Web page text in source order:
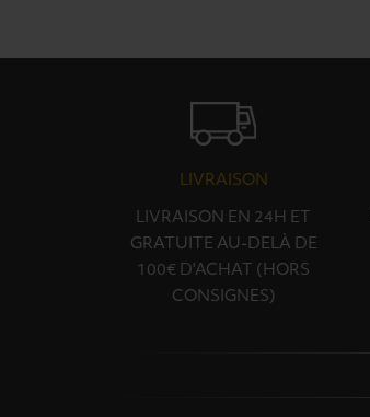
LIVRAISON
LIVRAISON EN 24H ET
GRATUITE AU-DELÀ DE
100€ D'ACHAT (HORS
CONSIGNES)